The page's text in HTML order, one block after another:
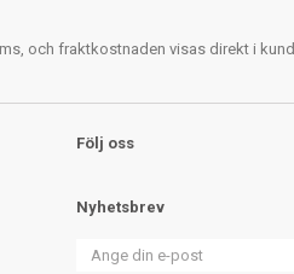
och fraktkostnaden visas direkt i
Följ oss
Nyhetsbrev